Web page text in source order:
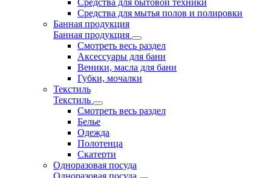
Средства для бытовой техники
Средства для мытья полов и полировки
Банная продукция
Банная продукция
Смотреть весь раздел
Аксессуары для бани
Веники, масла для бани
Губки, мочалки
Текстиль
Текстиль
Смотреть весь раздел
Белье
Одежда
Полотенца
Скатерти
Одноразовая посуда
Одноразовая посуда